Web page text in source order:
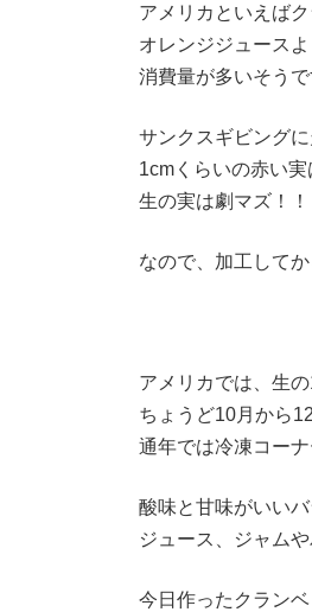
アメリカといえばク
オレンジジュース
消費量が多いそう
サンクスギビング
1cmくらいの赤い実
生の実は劇マズ！！
なので、加工して
アメリカでは、生
ちょうど10月から
通年では冷凍コーナ
酸味と甘味がいいバ
ジュース、ジャム
今日作ったクラン